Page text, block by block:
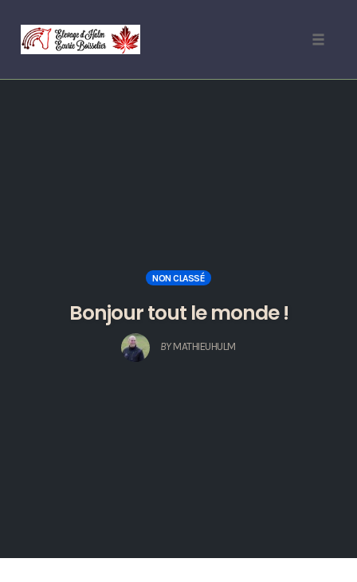
NON CLASSÉ
Bonjour tout le monde !
BY MATHIEUHULM